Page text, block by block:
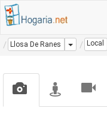
Llosa De Ranes Dropdown
Local